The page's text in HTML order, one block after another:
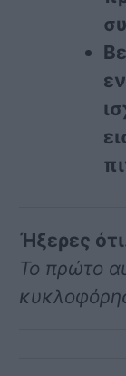
Ήξερες
Το πρώτο